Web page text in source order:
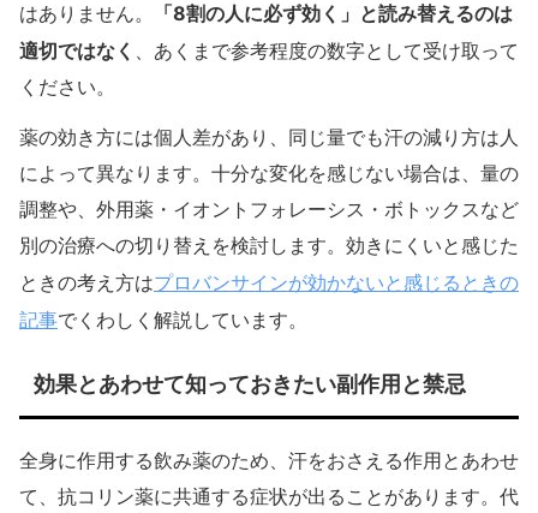
はありません。
「8割の人に必ず効く」と読み替えるのは
適切ではなく 、あくまで参考程度の数字として受け取って
ください。
薬の効き方には個人差があり、同じ量でも汗の減り方は人
によって異なります。十分な変化を感じない場合は、量の
調整や、外用薬・イオントフォレーシス・ボトックスなど
別の治療への切り替えを検討します。効きにくいと感じた
ときの考え方はプロバンサインが効かないと感じるときの
記事でくわしく解説しています。
効果とあわせて知っておきたい副作用と禁忌
全身に作用する飲み薬のため、汗をおさえる作用とあわせ
て、抗コリン薬に共通する症状が出ることがあります。代